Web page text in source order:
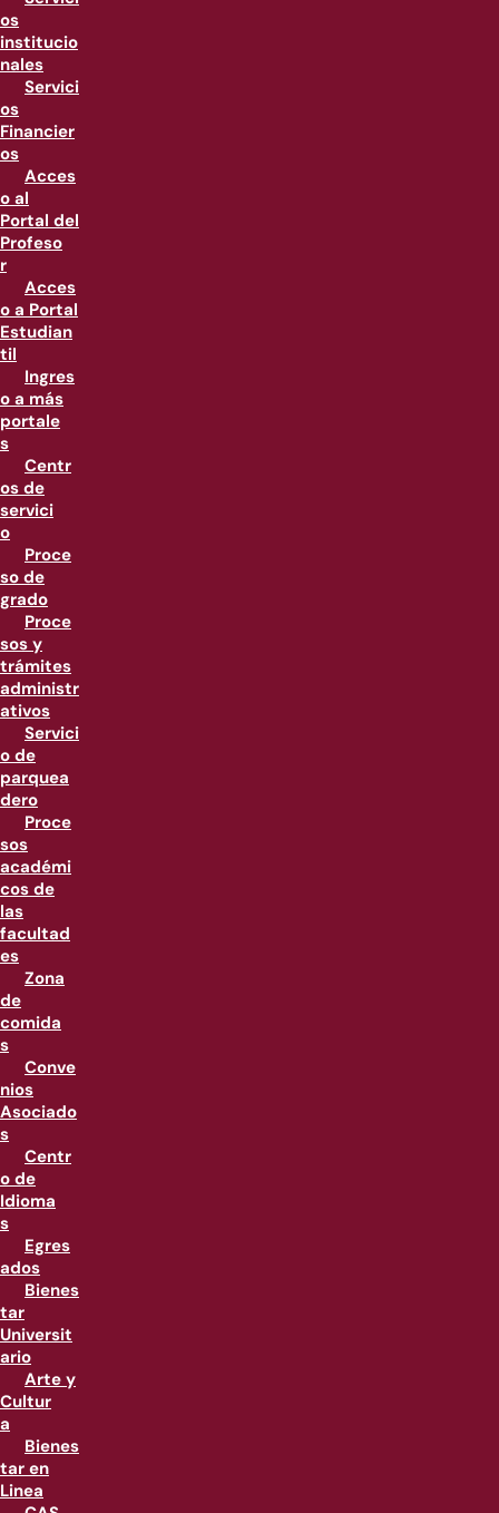
os
institucio
nales
Servici
os
Financier
os
Acces
o al
Portal del
Profeso
r
Acces
o a Portal
Estudian
til
Ingres
o a más
portale
s
Centr
os de
servici
o
Proce
so de
grado
Proce
sos y
trámites
administr
ativos
Servici
o de
parquea
dero
Proce
sos
académi
cos de
las
facultad
es
Zona
de
comida
s
Conve
nios
Asociado
s
Centr
o de
Idioma
s
Egres
ados
Bienes
tar
Universit
ario
Arte y
Cultur
a
Bienes
tar en
Linea